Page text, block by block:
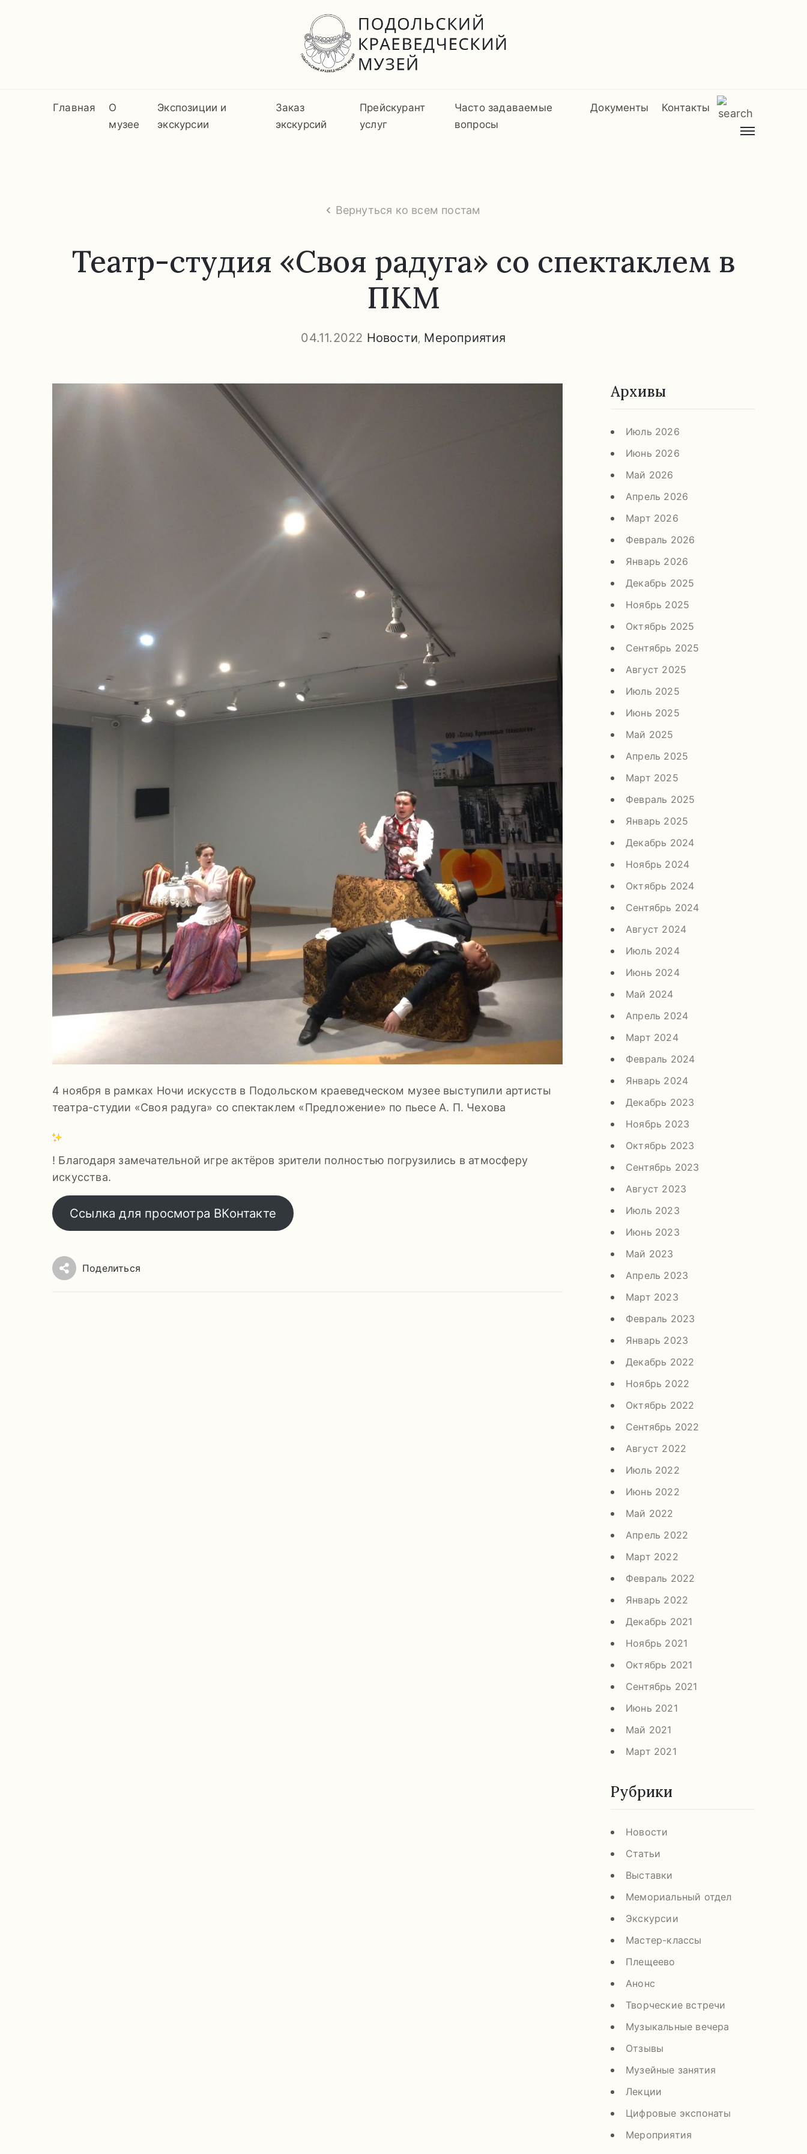
Главная
О
музее
Экспозиции и
экскурсии
Заказ
экскурсий
Прейскурант
услуг
Часто задаваемые
вопросы
Документы Контакты
Вернуться ко всем постам
Театр-студия «Своя радуга» со спектаклем в
ПКМ
04.11.2022 Новости‚ Мероприятия
4 ноября в рамках Ночи искусств в Подольском краеведческом музее выступили артисты
театра-студии «Своя радуга» со спектаклем «Предложение» по пьесе А. П. Чехова
! Благодаря замечательной игре актёров зрители полностью погрузились в атмосферу
искусства.
Ссылка для просмотра ВКонтакте
Поделиться
Архивы
Июль 2026
Июнь 2026
Май 2026
Апрель 2026
Март 2026
Февраль 2026
Январь 2026
Декабрь 2025
Ноябрь 2025
Октябрь 2025
Сентябрь 2025
Август 2025
Июль 2025
Июнь 2025
Май 2025
Апрель 2025
Март 2025
Февраль 2025
Январь 2025
Декабрь 2024
Ноябрь 2024
Октябрь 2024
Сентябрь 2024
Август 2024
Июль 2024
Июнь 2024
Май 2024
Апрель 2024
Март 2024
Февраль 2024
Январь 2024
Декабрь 2023
Ноябрь 2023
Октябрь 2023
Сентябрь 2023
Август 2023
Июль 2023
Июнь 2023
Май 2023
Апрель 2023
Март 2023
Февраль 2023
Январь 2023
Декабрь 2022
Ноябрь 2022
Октябрь 2022
Сентябрь 2022
Август 2022
Июль 2022
Июнь 2022
Май 2022
Апрель 2022
Март 2022
Февраль 2022
Январь 2022
Декабрь 2021
Ноябрь 2021
Октябрь 2021
Сентябрь 2021
Июнь 2021
Май 2021
Март 2021
Рубрики
Новости
Статьи
Выставки
Мемориальный отдел
Экскурсии
Мастер-классы
Плещеево
Анонс
Творческие встречи
Музыкальные вечера
Отзывы
Музейные занятия
Лекции
Цифровые экспонаты
Мероприятия